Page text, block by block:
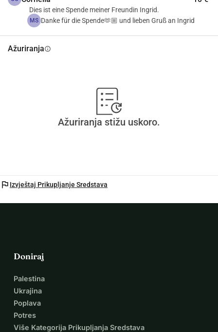
Dies ist eine Spende meiner Freundin Ingrid.
MS Danke für die Spende🫶🏼 und lieben Gruß an Ingrid
Ažuriranjainfo
Ažuriranja stižu uskoro.
flag Izvještaj Prikupljanje Sredstava
Doniraj
Palestina
Ukrajina
Poplava
Potres
Više Kategorija Prikupljanja Sredstava